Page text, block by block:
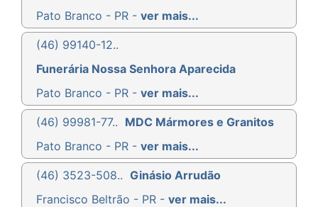
Pato Branco - PR - ver mais...
(46) 99140-12..
Funerária Nossa Senhora Aparecida
Pato Branco - PR - ver mais...
(46) 99981-77.. MDC Mármores e Granitos
Pato Branco - PR - ver mais...
(46) 3523-508.. Ginásio Arrudão
Francisco Beltrão - PR - ver mais...